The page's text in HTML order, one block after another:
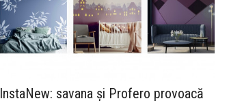
InstaNew: savana și Profero provoacă